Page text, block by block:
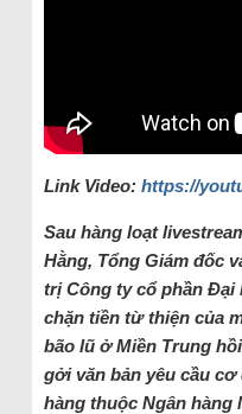
Link Video: https://
Sau hàng loạt
Hằng, Tổng Giám đốc
trị Công ty cổ phần Đại
chặn tiền từ thiện của
bão lũ ở Miền Trung
gởi văn bản yêu cầu
hàng thuộc Ngân hàng